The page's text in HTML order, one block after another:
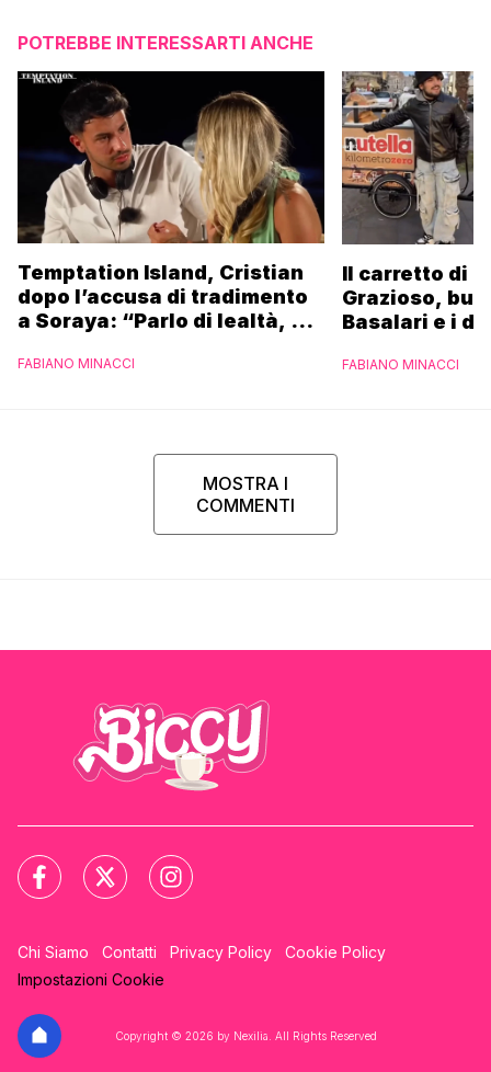
POTREBBE INTERESSARTI ANCHE
Temptation Island, Cristian
dopo l’accusa di tradimento
a Soraya: “Parlo di lealtà, ma
FABIANO MINACCI
Il carretto di
Grazioso,
Basalari e i
Ferrero”
FABIANO MINACCI
MOSTRA I
COMMENTI
Chi Siamo Contatti Privacy Policy
Cookie Policy
Impostazioni Cookie
Copyright © 2026 by Nexilia. All Rights Reserved